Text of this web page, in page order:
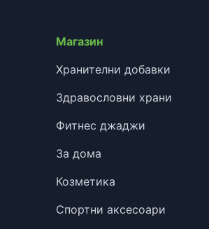
Магазин
Хранителни добавки
Здравословни храни
Фитнес джаджи
За дома
Козметика
Спортни аксесоари